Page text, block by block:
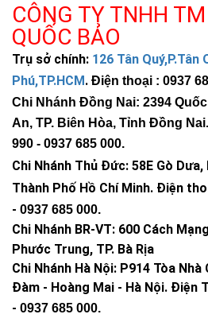
CÔNG TY TNHH
QUỐC BẢO
Trụ sở chính: 126 Tân Quý,P.Tân
Phú,TP.HCM. Điện thoại : 0937
Chi Nhánh Đồng Nai: 2394
An, TP. Biên Hòa, Tỉnh Đồng
990 - 0937 685 000.
Chi Nhánh Thủ Đức: 58E Gò
Thành Phố Hồ Chí Minh. Điện
- 0937 685 000.
Chi Nhánh BR-VT: 600 Cách
Phước Trung, TP. Bà Rịa
Chi Nhánh Hà Nội: P914 Tòa
Đàm - Hoàng Mai - Hà Nội. Điện
- 0937 685 000.